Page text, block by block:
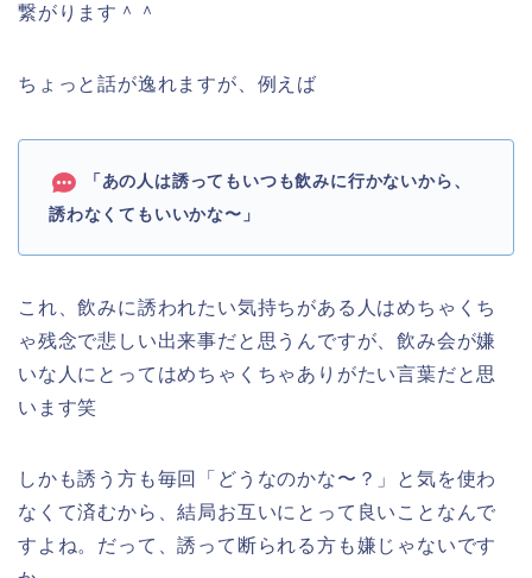
繋がります＾＾
ちょっと話が逸れますが、例えば
「あの人は誘ってもいつも飲みに行かないから、
誘わなくてもいいかな〜」
これ、飲みに誘われたい気持ちがある人はめちゃくち
ゃ残念で悲しい出来事だと思うんですが、飲み会が嫌
いな人にとってはめちゃくちゃありがたい言葉だと思
います笑
しかも誘う方も毎回「どうなのかな〜？」と気を使わ
なくて済むから、結局お互いにとって良いことなんで
すよね。だって、誘って断られる方も嫌じゃないです